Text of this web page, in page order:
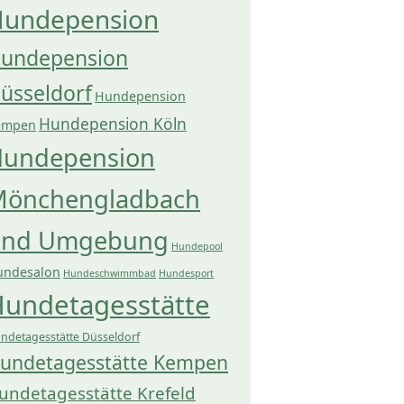
Hundepension
Hundepension Köln
Umgebung Hundepool
Hundeschwimmbad Hundesport
Düsseldorf
Kempen
Krefeld